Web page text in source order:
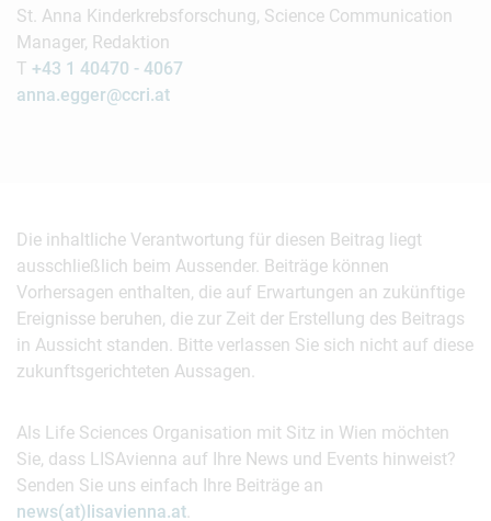
St. Anna Kinderkrebsforschung, Science Communication
Manager, Redaktion
T +43 1 40470 - 4067
anna.egger@ccri.at
Die inhaltliche Verantwortung für diesen Beitrag liegt
ausschließlich beim Aussender. Beiträge können
Vorhersagen enthalten, die auf Erwartungen an zukünftige
Ereignisse beruhen, die zur Zeit der Erstellung des Beitrags
in Aussicht standen. Bitte verlassen Sie sich nicht auf diese
zukunftsgerichteten Aussagen.
Als Life Sciences Organisation mit Sitz in Wien möchten
Sie, dass LISAvienna auf Ihre News und Events hinweist?
Senden Sie uns einfach Ihre Beiträge an
news(at)lisavienna.at.